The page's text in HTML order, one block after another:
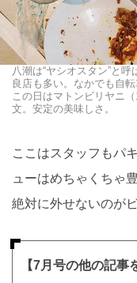
八潮は“ヤシオスタン”と
良店も多い。なかでも自
この日はマトンビリヤニ
文。安定の美味しさ。
ここはスタッフもパ
ューはめちゃくちゃ
絶対に外せないのが
【7月号の他の記事